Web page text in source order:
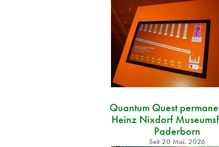
Quantum Quest
Heinz Nixdorf
Paderborn
Seit 20 Mai. 2026